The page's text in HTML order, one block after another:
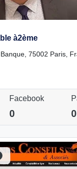
à2ème
75002 Paris,
Facebook
0 0